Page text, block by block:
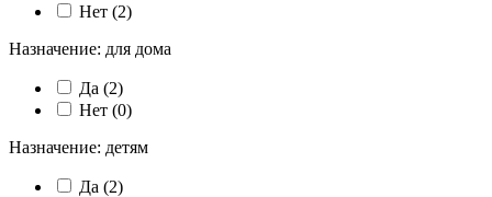
Нет (2)
Назначение: для дома
Да (2)
Нет (0)
Назначение: детям
Да (2)